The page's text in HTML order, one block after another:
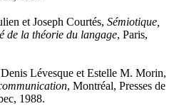
et Joseph Courtés, Sémiotique,
de la théorie du langage, Paris,
Lévesque et Estelle M. Morin,
, Montréal, Presses de
1988.